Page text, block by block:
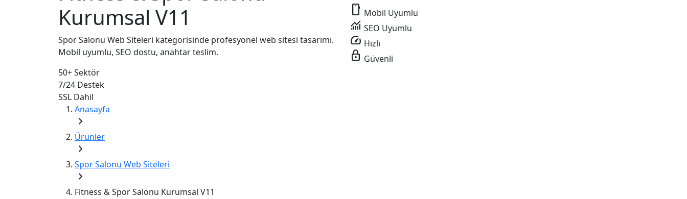
Kurumsal V11
Spor Salonu Web Siteleri kategorisinde profesyonel web sitesi tasarımı.
Mobil uyumlu, SEO dostu, anahtar teslim.
50+Sektör
7/24 Destek
SSL Dahil
smartphone Mobil Uyumlu
monitoring SEO Uyumlu
speed Hızlı
lock Güvenli
Anasayfa
chevron_right
Ürünler
chevron_right
Spor Salonu Web Siteleri
chevron_right
Fitness & Spor Salonu Kurumsal V11